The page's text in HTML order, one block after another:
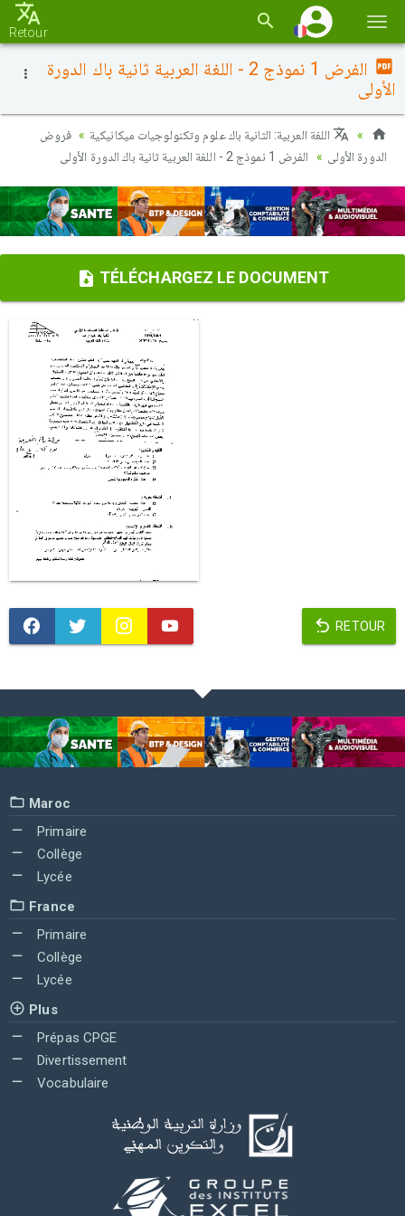
la
Retour
الفرض 1 نموذج 2 - اللغة العربية ثانية باك الدورة
الأولى
اللغة العربية: الثانية باك علوم وتكنولوجيات ميكانيكية
فروض
الدورة الأولى
الفرض 1 نموذج 2 - اللغة العربية ثانية باك الدورة الأولى
TÉLÉCHARGEZ LE DOCUMENT
RETOUR
Maroc
Primaire
Collège
Lycée
France
Primaire
Collège
Lycée
Plus
Prépas CPGE
Divertissement
Vocabulaire